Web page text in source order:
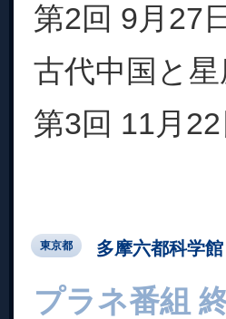
第2回 9月27
古代中国と星
第3回 11月
東京都 多摩六都科学館
プラネ番組